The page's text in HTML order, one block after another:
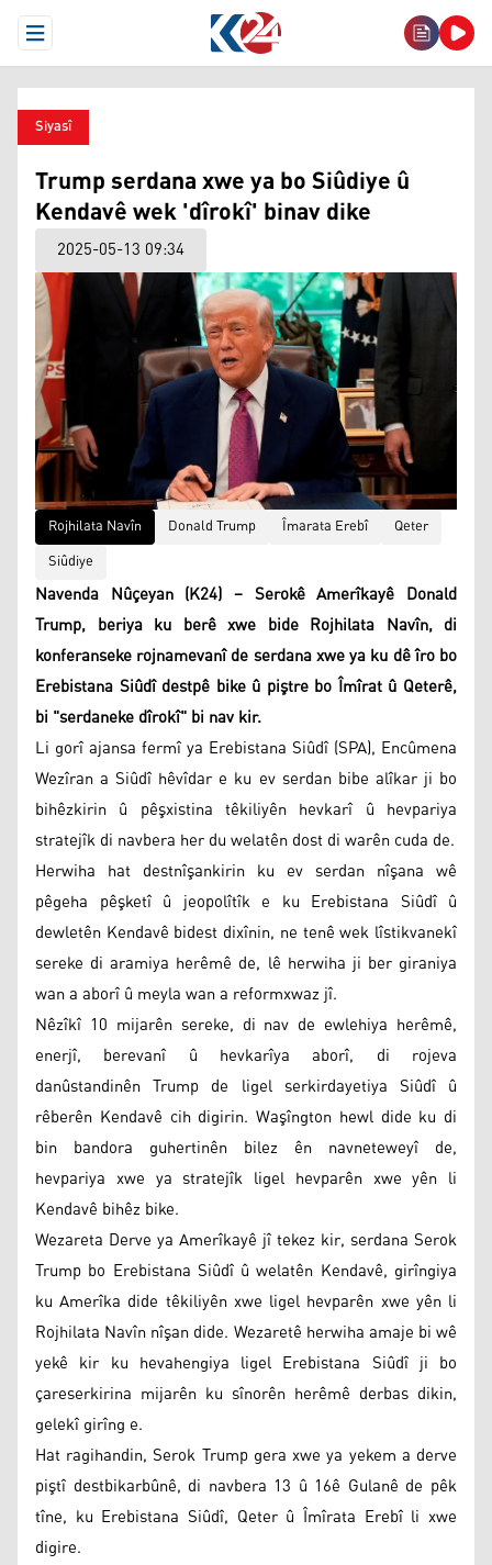
Open Menu
Siyasî
Trump serdana xwe ya bo Siûdiye û
Kendavê wek 'dîrokî' binav dike
2025-05-13 09:34
Rojhilata Navîn Donald Trump Îmarata Erebî
Qeter
Siûdiye
Navenda Nûçeyan (K24) – Serokê Amerîkayê Donald
Trump, beriya ku berê xwe bide Rojhilata Navîn, di
konferanseke rojnamevanî de serdana xwe ya ku dê îro bo
Erebistana Siûdî destpê bike û piştre bo Îmîrat û Qeterê,
bi "serdaneke dîrokî" bi nav kir.
Li gorî ajansa fermî ya Erebistana Siûdî (SPA), Encûmena
Wezîran a Siûdî hêvîdar e ku ev serdan bibe alîkar ji bo
bihêzkirin û pêşxistina têkiliyên hevkarî û hevpariya
stratejîk di navbera her du welatên dost di warên cuda de.
Herwiha hat destnîşankirin ku ev serdan nîşana wê
pêgeha pêşketî û jeopolîtîk e ku Erebistana Siûdî û
dewletên Kendavê bidest dixînin, ne tenê wek lîstikvanekî
sereke di aramiya herêmê de, lê herwiha ji ber giraniya
wan a aborî û meyla wan a reformxwaz jî.
Nêzîkî 10 mijarên sereke, di nav de ewlehiya herêmê,
enerjî, berevanî û hevkarîya aborî, di rojeva
danûstandinên Trump de ligel serkirdayetiya Siûdî û
rêberên Kendavê cih digirin. Waşîngton hewl dide ku di
bin bandora guhertinên bilez ên navneteweyî de,
hevpariya xwe ya stratejîk ligel hevparên xwe yên li
Kendavê bihêz bike.
Wezareta Derve ya Amerîkayê jî tekez kir, serdana Serok
Trump bo Erebistana Siûdî û welatên Kendavê, girîngiya
ku Amerîka dide têkiliyên xwe ligel hevparên xwe yên li
Rojhilata Navîn nîşan dide. Wezaretê herwiha amaje bi wê
yekê kir ku hevahengiya ligel Erebistana Siûdî ji bo
çareserkirina mijarên ku sînorên herêmê derbas dikin,
gelekî girîng e.
Hat ragihandin, Serok Trump gera xwe ya yekem a derve
piştî destbikarbûnê, di navbera 13 û 16ê Gulanê de pêk
tîne, ku Erebistana Siûdî, Qeter û Îmîrata Erebî li xwe
digire.